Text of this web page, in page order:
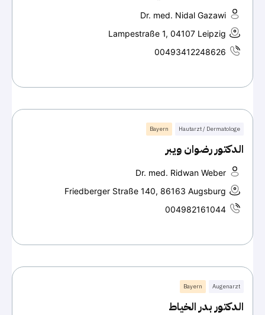
Dr. med. Nidal Gazawi
Lampestraße 1, 04107 Leipzig
00493412248626
Hautarzt / Dermatologe
Bayern
الدكتور رضوان ويبر
Dr. med. Ridwan Weber
Friedberger Straße 140, 86163 Augsburg
004982161044
Augenarzt
Bayern
الدكتور بدر الخياط